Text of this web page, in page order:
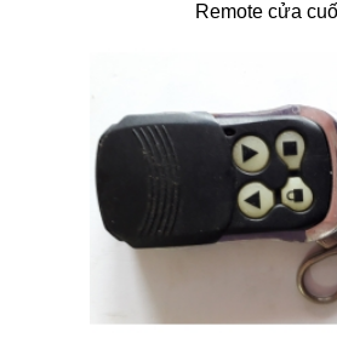
Remote cửa